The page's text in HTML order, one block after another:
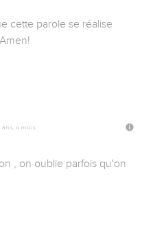
cette parole se réalise
ans, 4 mois
, on oublie parfois qu'on